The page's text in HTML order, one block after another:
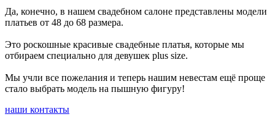
Да, конечно, в нашем свадебном салоне представлены модели
платьев от 48 до 68 размера.
Это роскошные красивые свадебные платья, которые мы
отбираем специально для девушек plus size.
Мы учли все пожелания и теперь нашим невестам ещё проще
стало выбрать модель на пышную фигуру!
наши контакты